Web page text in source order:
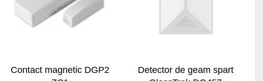
Contact magnetic DGP2
Detector de geam spart